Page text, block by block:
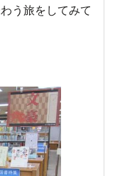
う旅をしてみて